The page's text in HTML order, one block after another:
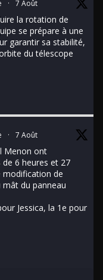
· 7 Août
la rotation de
se prépare à une
garantir sa stabilité,
du télescope
· 7 Août
Menon ont
de 6 heures et 27
modification de
du panneau
Jessica, la 1e pour